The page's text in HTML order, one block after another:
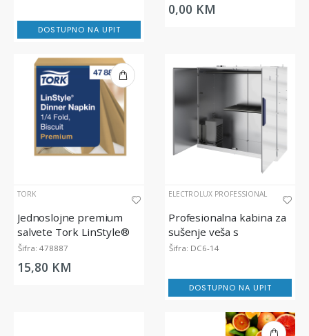
DOSTUPNO NA UPIT
0,00 KM
TORK
Jednoslojne premium
salvete Tork LinStyle®
Biscuit Dinner, 39x39cm
Šifra: 478887
15,80 KM
ELECTROLUX PROFESSIONAL
Profesionalna kabina za
sušenje veša s
toplotnom pumpom, 180
Šifra: DC6-14
DOSTUPNO NA UPIT